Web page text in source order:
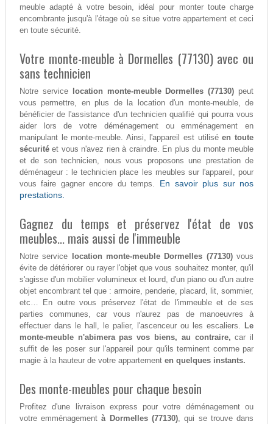
meuble adapté à votre besoin, idéal pour monter toute charge
encombrante jusqu'à l'étage où se situe votre appartement et ceci
en toute sécurité.
Votre monte-meuble à Dormelles (77130) avec ou
sans technicien
Notre service location monte-meuble Dormelles (77130) peut
vous permettre, en plus de la location d'un monte-meuble, de
bénéficier de l'assistance d'un technicien qualifié qui pourra vous
aider lors de votre déménagement ou emménagement en
manipulant le monte-meuble. Ainsi, l'appareil est utiliséen toute
sécuritéet vous n'avez rien à craindre. En plus du monte meuble
et de son technicien, nous vous proposons une prestation de
déménageur : le technicien place les meubles sur l'appareil, pour
vous faire gagner encore du temps. En savoir plus sur nos
prestations.
Gagnez du temps et préservez l'état de vos
meubles... mais aussi de l'immeuble
Notre service location monte-meuble Dormelles (77130)vous
évite de détériorer ou rayer l'objet que vous souhaitez monter, qu'il
s'agisse d'un mobilier volumineux et lourd, d'un piano ou d'un autre
objet encombrant tel que : armoire, penderie, placard, lit, sommier,
etc… En outre vous préservez l'état de l'immeuble et de ses
parties communes, car vous n'aurez pas de manoeuvres à
effectuer dans le hall, le palier, l'ascenceur ou les escaliers. Le
monte-meuble n'abimera pas vos biens, au contraire, car il
suffit de les poser sur l'appareil pour qu'ils terminent comme par
magie à la hauteur de votre appartement en quelques instants.
Des monte-meubles pour chaque besoin
Profitez d'une livraison express pour votre déménagement ou
votre emménagementà Dormelles (77130), qui se trouve dans